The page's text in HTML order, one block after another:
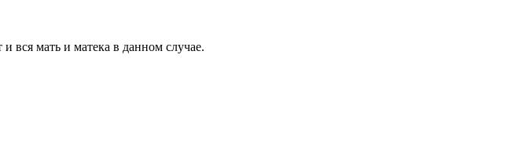
вся мать и матека в данном случае.